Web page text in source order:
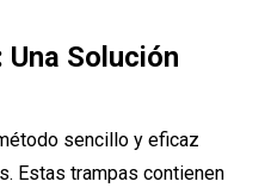
Una Solución
sencillo y eficaz
Estas trampas contienen